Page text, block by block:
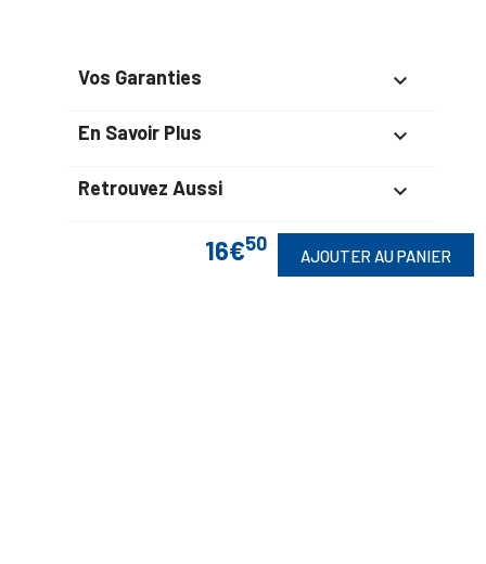
16€50
AJOUTER AU PANIER
Vos Garanties 
En Savoir Plus 
Retrouvez Aussi 